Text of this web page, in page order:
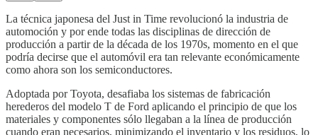
La técnica japonesa del Just in Time revolucionó la industria de
automoción y por ende todas las disciplinas de dirección de
producción a partir de la década de los 1970s, momento en el que
podría decirse que el automóvil era tan relevante económicamente
como ahora son los semiconductores.
Adoptada por Toyota, desafiaba los sistemas de fabricación
herederos del modelo T de Ford aplicando el principio de que los
materiales y componentes sólo llegaban a la línea de producción
cuando eran necesarios, minimizando el inventario y los residuos, lo